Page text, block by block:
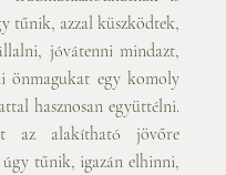
tűnik, azzal küszködtek,
jóvátenni mindazt,
önmagukat egy komoly
hasznosan együttélni.
az alakítható jövőre
tűnik, igazán elhinni,